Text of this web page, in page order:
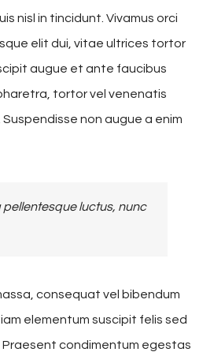
nisl in tincidunt. Vivamus orci
elit dui, vitae ultrices tortor
augue et ante faucibus
tortor vel venenatis
non augue a enim
luctus, nunc
consequat vel bibendum
elementum suscipit felis sed
Praesent condimentum egestas